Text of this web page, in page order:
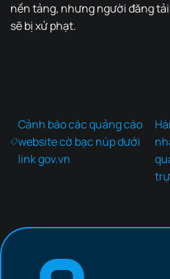
nền tảng, nhưng người đăng
sẽ bị xử phạt.
Cảnh báo các quảng cáo
website cờ bạc núp dưới
link gov.vn